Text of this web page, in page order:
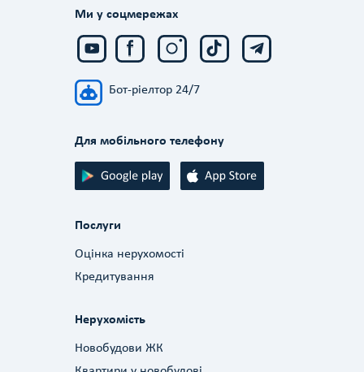
Ми у соцмережах
Бот-ріелтор 24/7
Для мобільного телефону
Послуги
Оцінка нерухомості
Кредитування
Нерухомість
Новобудови ЖК